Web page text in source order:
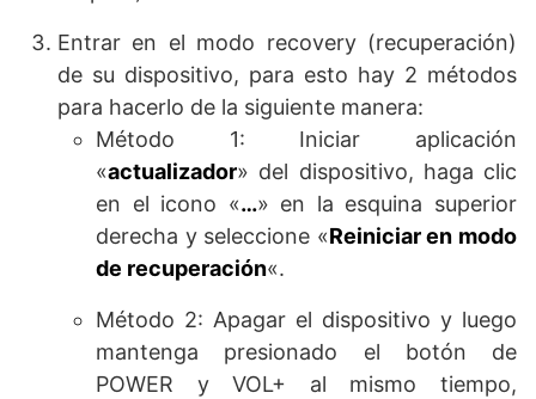
Entrar en el modo recovery (recuperación)
de su dispositivo, para esto hay 2 métodos
para hacerlo de la siguiente manera:
Método 1: Iniciar aplicación
«actualizador» del dispositivo, haga clic
en el icono «…» en la esquina superior
derecha y seleccione «Reiniciar en modo
de recuperación«.
Método 2: Apagar el dispositivo y luego
mantenga presionado el botón de
POWER y VOL+ al mismo tiempo,